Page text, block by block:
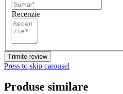
Recenzie
Trimite review
Press to skip carousel
Produse similare